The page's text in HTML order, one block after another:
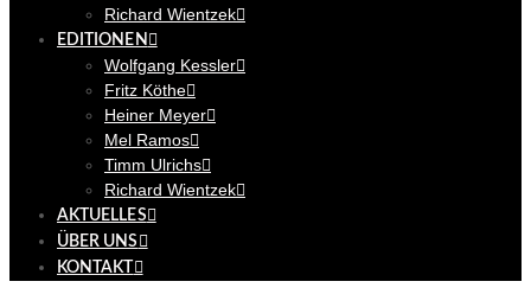
Richard Wientzek
EDITIONEN
Wolfgang Kessler
Fritz Köthe
Heiner Meyer
Mel Ramos
Timm Ulrichs
Richard Wientzek
AKTUELLES
ÜBER UNS
KONTAKT